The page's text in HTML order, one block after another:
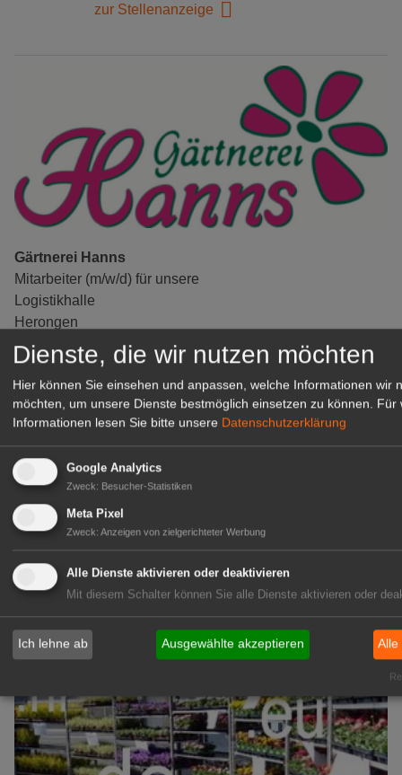
zur Stellenanzeige
Gärtnerei Hanns
Mitarbeiter (m/w/d) für unsere
Logistikhalle
Herongen
zur Stellenanzeige
GABOT Immobilienangebote
1A-Lage, ihre Chance in der
grünen Branche
Repräsentative Immobilie für
IHREN Betrieb!
zur Anzeige
Dienste, die wir nutzen möchten
Hier können Sie einsehen und anpassen, welche Informationen wir
möchten, um unsere Dienste bestmöglich einsetzen zu können. Für
Informationen lesen Sie bitte unsere Datenschutzerklärung
Google Analytics
Zweck: Besucher-Statistiken
Meta Pixel
Zweck: Anzeigen von zielgerichteter Werbung
Alle Dienste aktivieren oder deaktivieren
Mit diesem Schalter können Sie alle Dienste aktivieren oder
Ich lehne ab Ausgewählte akzeptieren Alle